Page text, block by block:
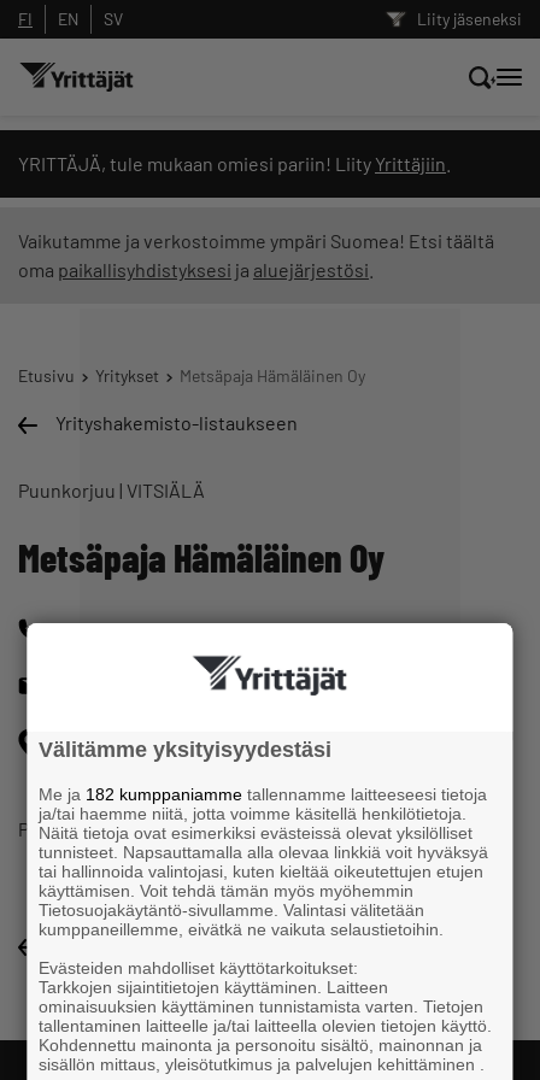
Liity jäseneksi
FI EN SV
YRITTÄJÄ, tule mukaan omiesi pariin! Liity Yrittäjiin
Vaikutamme ja verkostoimme ympäri Suomea! Etsi täältä
oma paikallisyhdistyksesi ja aluejärjestösi
Etusivu Yritykset Metsäpaja Hämäläinen Oy
Yrityshakemisto-listaukseen
Puunkorjuu | VITSIÄLÄ
Metsäpaja Hämäläinen Oy
+358407263775
ville@metsapaja.fi
Sokkalanmäentie 63 52320 VITSIÄLÄ
Puunkorjuu
Yrityshakemisto-listaukseen
Hae sivustolta tai kysy suoraan
Yrittäjien tekoälyltä
Suodata hakutuloksia: näytä kaikki sisältö
Välitämme yksityisyydestäsi
Me ja 182 kumppaniamme tallennamme laitteeseesi tietoja
ja/tai haemme niitä, jotta voimme käsitellä henkilötietoja.
Näitä tietoja ovat esimerkiksi evästeissä olevat yksilölliset
tunnisteet. Napsauttamalla alla olevaa linkkiä voit hyväksyä
tai hallinnoida valintojasi, kuten kieltää oikeutettujen etujen
käyttämisen. Voit tehdä tämän myös myöhemmin
Tietosuojakäytäntö-sivullamme. Valintasi välitetään
kumppaneillemme, eivätkä ne vaikuta selaustietoihin.
Evästeiden mahdolliset käyttötarkoitukset:
Tarkkojen sijaintitietojen käyttäminen. Laitteen
ominaisuuksien käyttäminen tunnistamista varten. Tietojen
tallentaminen laitteelle ja/tai laitteella olevien tietojen käyttö.
Kohdennettu mainonta ja personoitu sisältö, mainonnan ja
sisällön mittaus, yleisötutkimus ja palvelujen kehittäminen .